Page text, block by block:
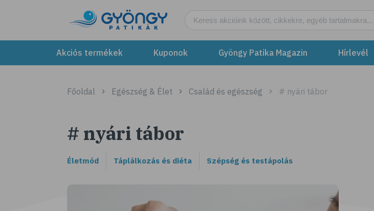
Akciós termékek Kuponok Gyöngy Patika Magazin Hírlevél
Főoldal Egészség & Élet Család és egészség # nyári tábor
# nyári tábor
Életmód Táplálkozás és diéta Szépség és testápolás